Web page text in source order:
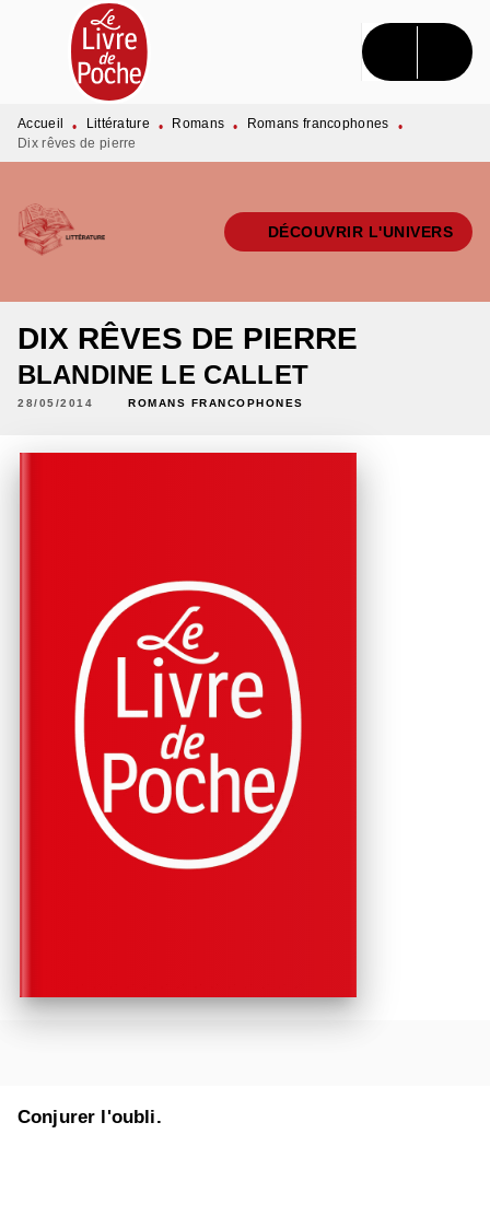
MENU RECHERCHE CONTENU
PIED DE PAGE
Accueil • Littérature • Romans • Romans francophones
•
Dix rêves de pierre
DÉCOUVRIR L'UNIVERS
DIX RÊVES DE PIERRE
BLANDINE LE CALLET
28/05/2014 ROMANS FRANCOPHONES
Conjurer l'oubli.